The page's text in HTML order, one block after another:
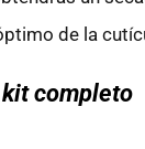
de la
completo